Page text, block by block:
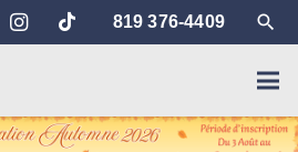
819 376-4409 search